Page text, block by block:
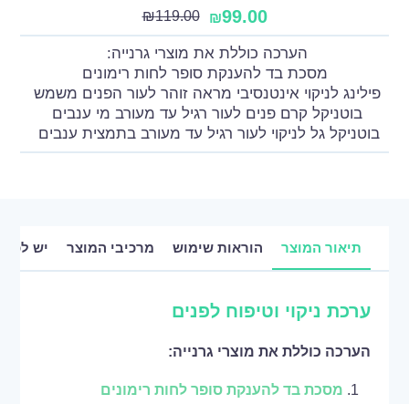
₪99.00
₪119.00
הערכה כוללת את מוצרי גרנייה:
מסכת בד להענקת סופר לחות רימונים
פילינג לניקוי אינטנסיבי מראה זוהר לעור הפנים משמש
בוטניקל קרם פנים לעור רגיל עד מעורב מי ענבים
בוטניקל גל לניקוי לעור רגיל עד מעורב בתמצית ענבים
תיאור המוצר הוראות שימוש מרכיבי המוצר יש
ערכת ניקוי וטיפוח לפנים
הערכה כוללת את מוצרי גרנייה:
מסכת בד להענקת סופר לחות רימונים